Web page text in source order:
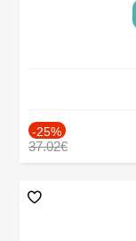
-25%
37.02€